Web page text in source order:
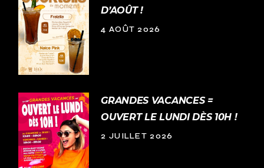
D’AOÛT !
4 AOÛT 2026
GRANDES VACANCES =
OUVERT LE LUNDI DÈS 10H !
2 JUILLET 2026